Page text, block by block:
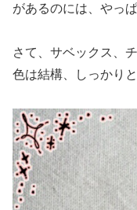
があるのには、やっ
さて、サベックス、
色は結構、しっかり